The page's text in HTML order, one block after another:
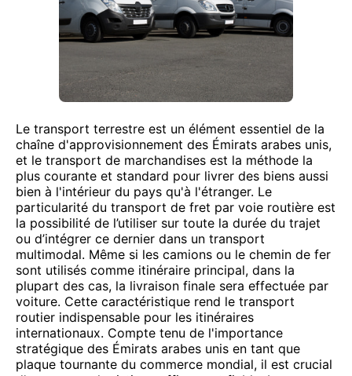
Le transport terrestre est un élément essentiel de la
chaîne d'approvisionnement des Émirats arabes unis,
et le transport de marchandises est la méthode la
plus courante et standard pour livrer des biens aussi
bien à l'intérieur du pays qu'à l'étranger. Le
particularité du transport de fret par voie routière est
la possibilité de l’utiliser sur toute la durée du trajet
ou d’intégrer ce dernier dans un transport
multimodal. Même si les camions ou le chemin de fer
sont utilisés comme itinéraire principal, dans la
plupart des cas, la livraison finale sera effectuée par
voiture. Cette caractéristique rend le transport
routier indispensable pour les itinéraires
internationaux. Compte tenu de l'importance
stratégique des Émirats arabes unis en tant que
plaque tournante du commerce mondial, il est crucial